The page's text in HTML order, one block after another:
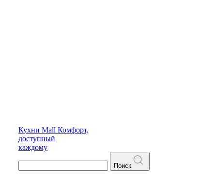
Кухни Mall Комфорт,
доступный
каждому
Поиск